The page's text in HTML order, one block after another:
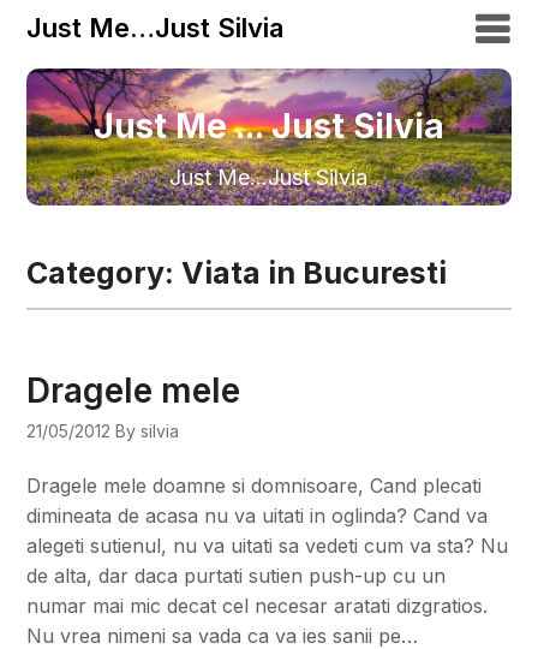
Just Me…Just Silvia
Just Me ... Just Silvia
Just Me…Just Silvia
Category:Viata in Bucuresti
Dragele mele
21/05/2012 By silvia
Dragele mele doamne si domnisoare, Cand plecati
dimineata de acasa nu va uitati in oglinda? Cand va
alegeti sutienul, nu va uitati sa vedeti cum va sta? Nu
de alta, dar daca purtati sutien push-up cu un
numar mai mic decat cel necesar aratati dizgratios.
Nu vrea nimeni sa vada ca va ies sanii pe…